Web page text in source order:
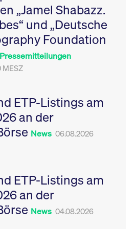
„Jamel Shabazz.
und „Deutsche
Foundation
Pressemitteilungen
MESZ
ETP-Listings am
an der
News 06.08.2026
ETP-Listings am
an der
News 04.08.2026
Leistung der Website
zu messen. Es handelt
sich um ein Muster-
Cookie, bei dem auf
das Präfix _pk_ses
eine kurze Reihe von
YouTube
.youtube.com
6
Monate
Dieses Cookie dient
Speicherung der
Einwilligungs- und
des Nutzers für ihre
Interaktion mit der
Sitzungen geehrt